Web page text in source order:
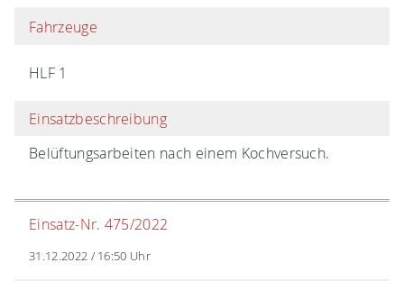
Fahrzeuge
HLF 1
Einsatzbeschreibung
Belüftungsarbeiten nach einem Kochversuch.
Einsatz-Nr. 475/2022
31.12.2022 / 16:50 Uhr